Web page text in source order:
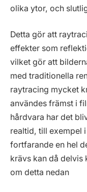
olika ytor, och
Detta gör att
effekter som
vilket gör att
med traditionella
raytracing mycket
användes främst i
hårdvara har det
realtid, till exempel
fortfarande en hel
krävs kan då delvis
om detta nedan